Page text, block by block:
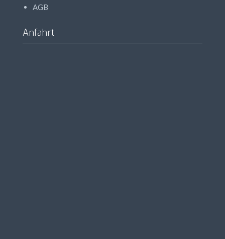
AGB
Anfahrt